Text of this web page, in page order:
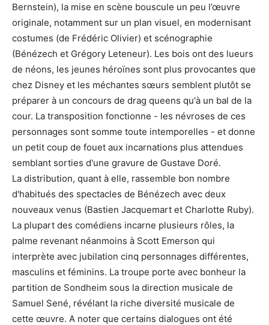
Bernstein), la mise en scène bouscule un peu l’œuvre
originale, notamment sur un plan visuel, en modernisant
costumes (de Frédéric Olivier) et scénographie
(Bénézech et Grégory Leteneur). Les bois ont des lueurs
de néons, les jeunes héroïnes sont plus provocantes que
chez Disney et les méchantes sœurs semblent plutôt se
préparer à un concours de drag queens qu'à un bal de la
cour. La transposition fonctionne - les névroses de ces
personnages sont somme toute intemporelles - et donne
un petit coup de fouet aux incarnations plus attendues
semblant sorties d'une gravure de Gustave Doré.
La distribution, quant à elle, rassemble bon nombre
d'habitués des spectacles de Bénézech avec deux
nouveaux venus (Bastien Jacquemart et Charlotte Ruby).
La plupart des comédiens incarne plusieurs rôles, la
palme revenant néanmoins à Scott Emerson qui
interprète avec jubilation cinq personnages différentes,
masculins et féminins. La troupe porte avec bonheur la
partition de Sondheim sous la direction musicale de
Samuel Sené, révélant la riche diversité musicale de
cette œuvre. A noter que certains dialogues ont été